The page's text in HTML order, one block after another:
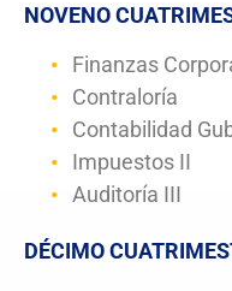
NOVENO
Finanzas
Contraloría
Contabilidad
Impuestos II
Auditoría III
DÉCIMO